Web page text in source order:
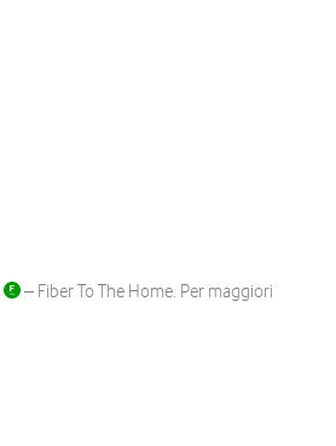
– Fiber To The Home. Per maggiori